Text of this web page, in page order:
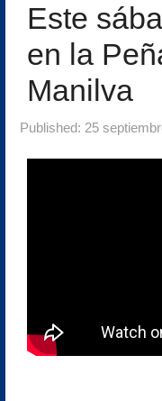
Este
en la
Manilva
Published: 25